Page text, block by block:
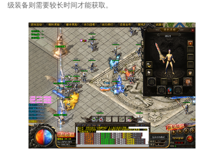
级装备则需要较长时间才能获取。